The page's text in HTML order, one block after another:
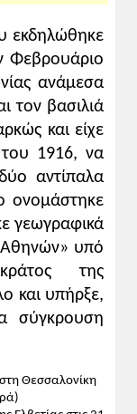
εκδηλώθηκε
Φεβρουάριο
ανάμεσα
τον βασιλιά
και είχε
του 1916, να
αντίπαλα
ονομάστηκε
γεωγραφικά
υπό
της
και υπήρξε,
σύγκρουση
Θεσσαλονίκη